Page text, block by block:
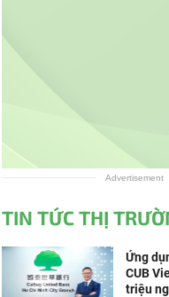
Advertisement
TIN TỨC THỊ
Ứng
CUB
triệu